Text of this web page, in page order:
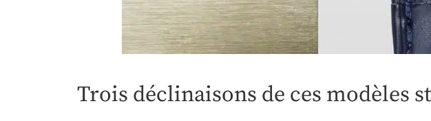
Trois déclinaisons de ces modèles